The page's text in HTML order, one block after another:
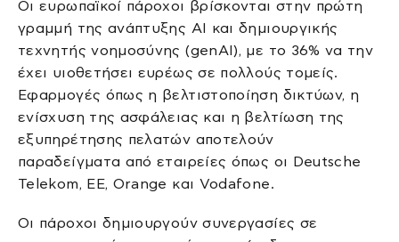
Οι ευρωπαϊκοί πάροχοι βρίσκονται στην πρώτη
γραμμή της ανάπτυξης AI και δημιουργικής
τεχνητής νοημοσύνης (genAI), με το 36% να την
έχει υιοθετήσει ευρέως σε πολλούς τομείς.
Εφαρμογές όπως η βελτιστοποίηση δικτύων, η
ενίσχυση της ασφάλειας και η βελτίωση της
εξυπηρέτησης πελατών αποτελούν
παραδείγματα από εταιρείες όπως οι Deutsche
Telekom, EE, Orange και Vodafone.
Οι πάροχοι δημιουργούν συνεργασίες σε